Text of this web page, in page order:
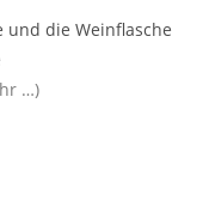
die Weinflasche
…)